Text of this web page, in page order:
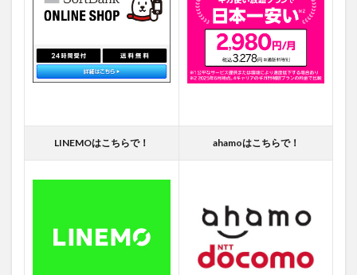
LINEMOはこちらで！ ahamoはこちらで！